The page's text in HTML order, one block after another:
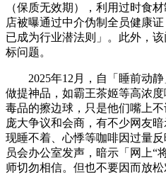
（保质无效期），利用过时食
店被曝通过中介伪制全员健康
已成为行业潜法则」。此外，
标问题。
2025年12月，自「睡前动静
做提神品，如霸王茶姬等高浓
毒品的擦边球，只是他们嘴上
庞大争议和会商，有不少网友
现睡不着、心悸等咖啡因过量
员会办公室发声，暗示「网上“
师切勿相信。但也不要因而放松